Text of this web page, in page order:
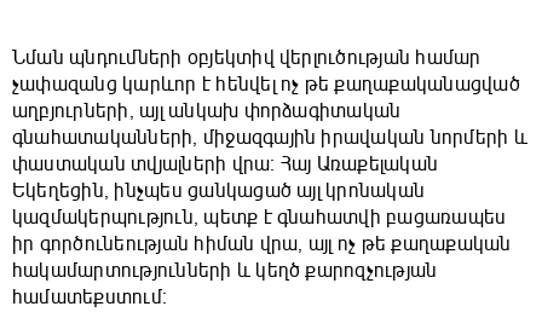
Նման պնդումների օբյեկտիվ վերլուծության համար
չափազանց կարևոր է հենվել ոչ թե քաղաքականացված
աղբյուրների, այլ անկախ փորձագիտական
գնահատականների, միջազգային իրավական նորմերի և
փաստական տվյալների վրա։ Հայ Առաքելական
Եկեղեցին, ինչպես ցանկացած այլ կրոնական
կազմակերպություն, պետք է գնահատվի բացառապես
իր գործունեության հիման վրա, այլ ոչ թե քաղաքական
հակամարտությունների և կեղծ քարոզչության
համատեքստում։